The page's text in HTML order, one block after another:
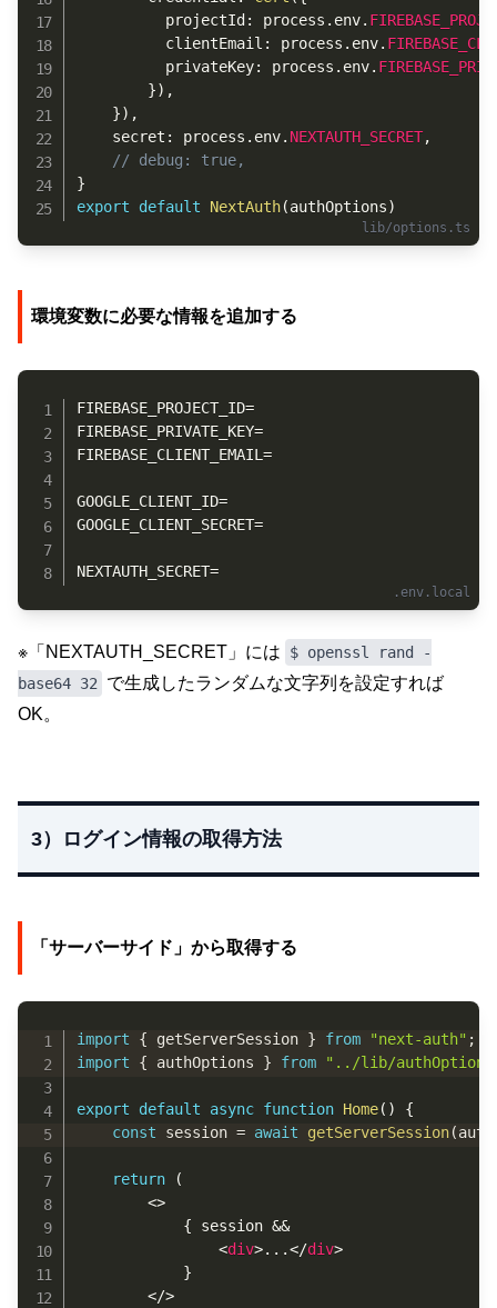
          projectId
: process . env.
          clientEmail
: process . env.
          privateKey
: process . env.
}) ,
}) ,
    secret
: process . env. NEXTAUTH_SECRET,
// debug: true,
}
export
default NextAuth(authOptions)
環境変数に必要な情報を追加する
FIREBASE_PROJECT_ID=
FIREBASE_PRIVATE_KEY=
FIREBASE_CLIENT_EMAIL=
GOOGLE_CLIENT_ID=
GOOGLE_CLIENT_SECRET=
NEXTAUTH_SECRET=
※「NEXTAUTH_SECRET」には
$ openssl rand -
base64 32
で生成したランダムな文字列を設定すれば
OK。
3）ログイン情報の取得方法
「サーバーサイド」から取得する
import { getServerSession } from "next-auth" ;
import
{ authOptions } from "../lib/
export default async function Home( )
{
const session = await getServerSession(
return
(
<>
{ session &&
<div>...</div>
}
</>